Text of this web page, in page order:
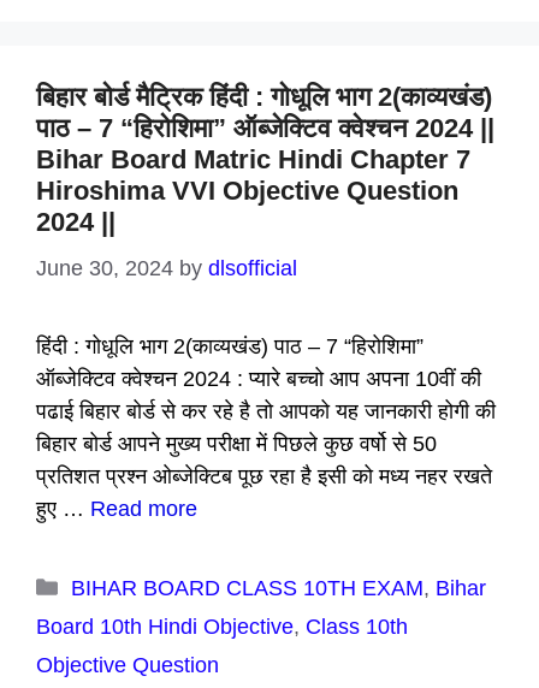
बिहार बोर्ड मैट्रिक हिंदी : गोधूलि भाग 2(काव्यखंड)
पाठ – 7 “हिरोशिमा” ऑब्जेक्टिव क्वेश्चन 2024 ||
Bihar Board Matric Hindi Chapter 7
Hiroshima VVI Objective Question
2024 ||
June 30, 2024 by dlsofficial
हिंदी : गोधूलि भाग 2(काव्यखंड) पाठ – 7 “हिरोशिमा”
ऑब्जेक्टिव क्वेश्चन 2024 : प्यारे बच्चो आप अपना 10वीं की
पढाई बिहार बोर्ड से कर रहे है तो आपको यह जानकारी होगी की
बिहार बोर्ड आपने मुख्य परीक्षा में पिछले कुछ वर्षो से 50
प्रतिशत प्रश्न ओब्जेक्टिब पूछ रहा है इसी को मध्य नहर रखते
हुए … Read more
Categories
BIHAR BOARD CLASS 10TH EXAM, Bihar
Board 10th Hindi Objective, Class 10th
Objective Question